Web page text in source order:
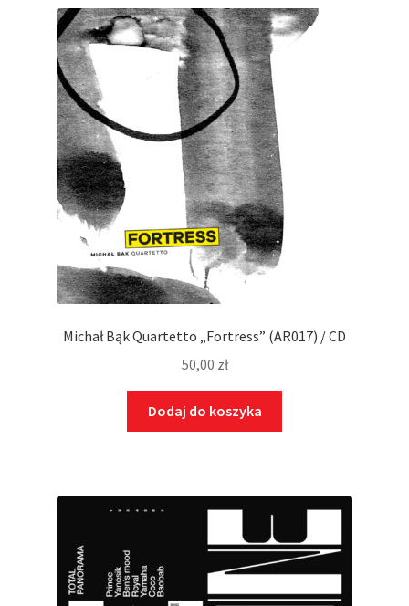
Michał Bąk Quartetto „Fortress” (AR017) / CD
50,00 zł
Dodaj do koszyka